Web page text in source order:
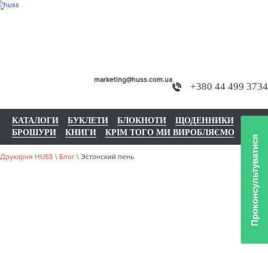
+380 44 499 3734
marketing@huss.com.ua
КАТАЛОГИ БУКЛЕТИ БЛОКНОТИ
ЩОДЕННИКИ
БРОШУРИ
КНИГИ КРІМ ТОГО МИ ВИРОБЛЯЄМО
Друкарня HUSS \ Блог \ Эстонский пень
ЭСТОНСКИЙ
Проконсультуватися